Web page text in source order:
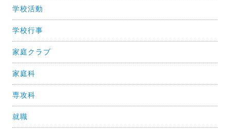
学校活動
学校行事
家庭クラブ
家庭科
専攻科
就職